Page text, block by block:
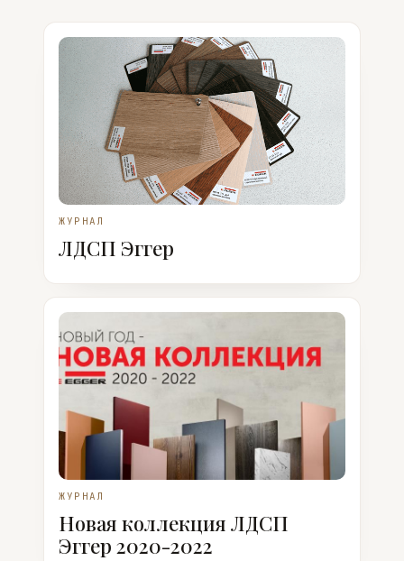
ЖУРНАЛ
ЛДСП Эггер
ЖУРНАЛ
Новая коллекция ЛДСП
Эггер 2020-2022